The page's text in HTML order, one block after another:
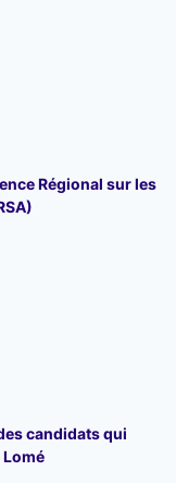
Régional sur les
candidats qui